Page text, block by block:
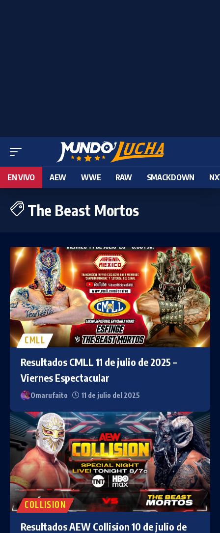
EN VIVO AEW WWE RAW SMACKDOWN
The Beast Mortos
CMLL
Resultados CMLL 11 de julio de 2025 –
Viernes Espectacular
Omarufaito 11 de julio del 2025
COLLISION
Resultados AEW Collision 10 de julio de